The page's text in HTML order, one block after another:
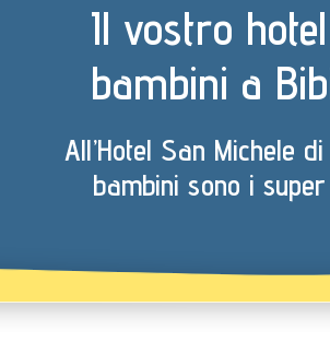
Il vostro
bambini a
All’Hotel San Michele
bambini sono i